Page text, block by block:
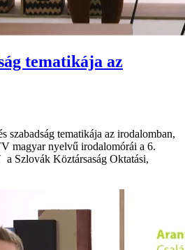
tematikája az
szabadság tematikája az irodalomban,
magyar nyelvű irodalomórái a 6.
Szlovák Köztársaság Oktatási,